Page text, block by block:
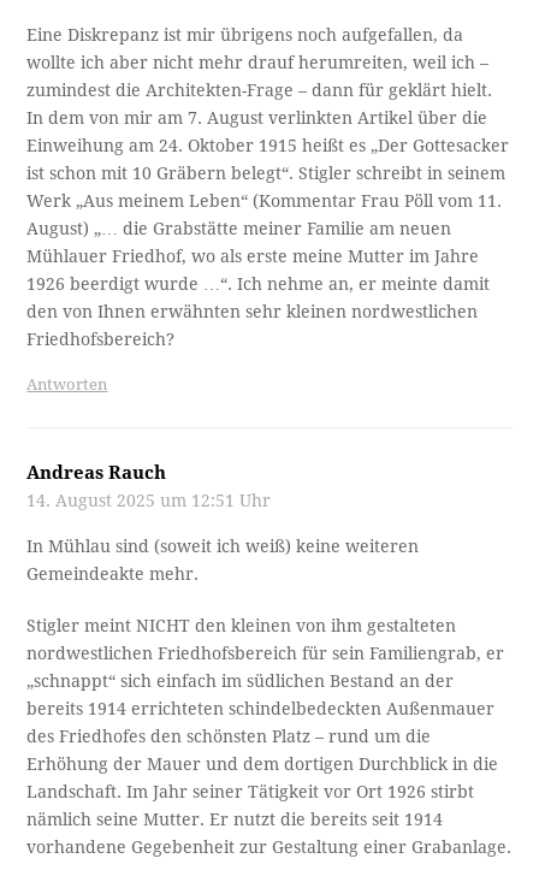
Eine Diskrepanz ist mir übrigens noch aufgefallen, da
wollte ich aber nicht mehr drauf herumreiten, weil ich –
zumindest die Architekten-Frage – dann für geklärt hielt.
In dem von mir am 7. August verlinkten Artikel über die
Einweihung am 24. Oktober 1915 heißt es „Der Gottesacker
ist schon mit 10 Gräbern belegt“. Stigler schreibt in seinem
Werk „Aus meinem Leben“ (Kommentar Frau Pöll vom 11.
August) „… die Grabstätte meiner Familie am neuen
Mühlauer Friedhof, wo als erste meine Mutter im Jahre
1926 beerdigt wurde …“. Ich nehme an, er meinte damit
den von Ihnen erwähnten sehr kleinen nordwestlichen
Friedhofsbereich?
Antworten
Andreas Rauch
14. August 2025 um 12:51 Uhr
In Mühlau sind (soweit ich weiß) keine weiteren
Gemeindeakte mehr.
Stigler meint NICHT den kleinen von ihm gestalteten
nordwestlichen Friedhofsbereich für sein Familiengrab, er
„schnappt“ sich einfach im südlichen Bestand an der
bereits 1914 errichteten schindelbedeckten Außenmauer
des Friedhofes den schönsten Platz – rund um die
Erhöhung der Mauer und dem dortigen Durchblick in die
Landschaft. Im Jahr seiner Tätigkeit vor Ort 1926 stirbt
nämlich seine Mutter. Er nutzt die bereits seit 1914
vorhandene Gegebenheit zur Gestaltung einer Grabanlage.